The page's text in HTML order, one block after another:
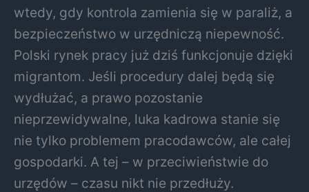
wtedy, gdy kontrola zamienia się w paraliż, a
bezpieczeństwo w urzędniczą niepewność.
Polski rynek pracy już dziś funkcjonuje dzięki
migrantom. Jeśli procedury dalej będą się
wydłużać, a prawo pozostanie
nieprzewidywalne, luka kadrowa stanie się
nie tylko problemem pracodawców, ale całej
gospodarki. A tej – w przeciwieństwie do
urzędów – czasu nikt nie przedłuży.